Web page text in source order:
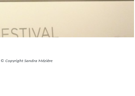
© Copyright Sandra Mézière